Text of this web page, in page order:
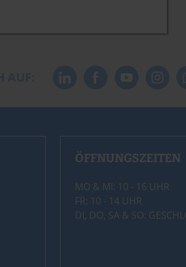
ÖFFNUNGSZEITEN
MO & MI: 10 - 16 UHR
FR: 10 - 14 UHR
DI, DO, SA & SO: